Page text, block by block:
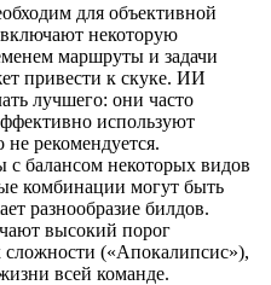
для объективной
некоторую
маршруты и задачи
привести к скуке. ИИ
лучшего: они часто
используют
рекомендуется.
балансом некоторых видов
комбинации могут быть
разнообразие билдов.
высокий порог
(«Апокалипсис»),
всей команде.